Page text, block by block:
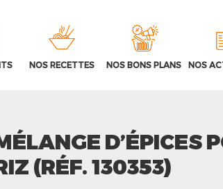
NOS RECETTES NOS BONS PLANS NOS
D’ÉPICES
(RÉF. 130353)